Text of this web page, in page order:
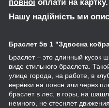
повної оплати на
Нашу надійність ми
Браслет 5в 1 "Здвоєна
Браслет – это длинный кусок
виде стильного браслета.
улице города, на работе, в
верёвки на поясе или через
браслет в лес, в горы, на
немного, не стесняет